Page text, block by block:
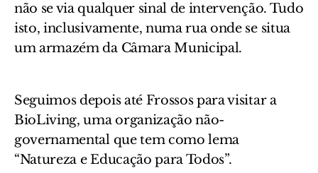
não se via qualquer sinal de intervenção. Tudo
isto, inclusivamente, numa rua onde se situa
um armazém da Câmara Municipal.
Seguimos depois até Frossos para visitar a
BioLiving, uma organização não-
governamental que tem como lema
“Natureza e Educação para Todos”.